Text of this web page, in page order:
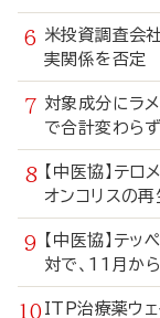
米投資調査会
実関係を否定
対象成分にラ
で合計変わらず
【中医協】テ
オンコリスの
【中医協】テ
対で、11月から
ITP治療薬ウ